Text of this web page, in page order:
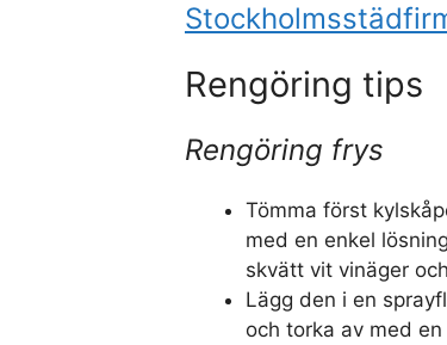
Rengöring tips
Rengöring frys
Tömma först
med en enkel
skvätt vit vinäger
Lägg den i en
och torka av med en